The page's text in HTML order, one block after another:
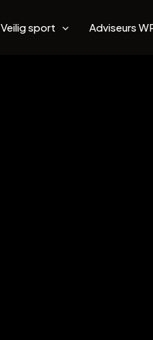
Veilig sport Adviseurs